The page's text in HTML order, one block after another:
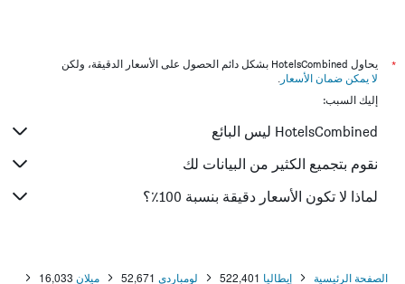
*
يحاول HotelsCombined بشكل دائم الحصول على الأسعار الدقيقة، ولكن
لا يمكن ضمان الأسعار .
إليك السبب:
HotelsCombined ليس البائع
نقوم بتجميع الكثير من البيانات لك
لماذا لا تكون الأسعار دقيقة بنسبة 100٪؟
الصفحة الرئيسية إيطاليا 522,401 لومباردي 52,671 ميلان 16,033